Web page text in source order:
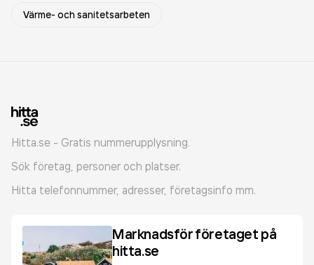
Värme- och sanitetsarbeten
Hitta.se - Gratis nummerupplysning.
Sök företag, personer och platser.
Hitta telefonnummer, adresser, företagsinfo mm.
Marknadsför företaget på
hitta.se